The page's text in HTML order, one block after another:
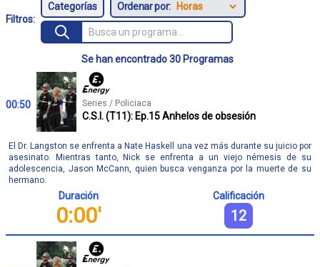
Filtros:
Ordenar por:
Se han encontrado 30 Programas
00:50 Series / Policiaca
C.S.I. (T11): Ep.15 Anhelos de obsesión
El Dr. Langston se enfrenta a Nate Haskell una vez más durante su juicio por
asesinato. Mientras tanto, Nick se enfrenta a un viejo némesis de su
adolescencia, Jason McCann, quien busca venganza por la muerte de su
hermano.
Duración
0:00'
Calificación
12